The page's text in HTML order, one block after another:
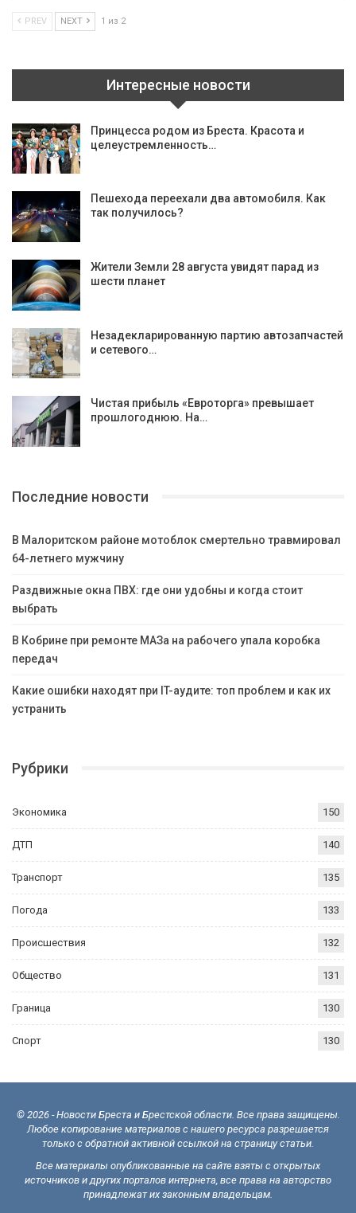
PREV NEXT 1 из 2
Интересные новости
Принцесса родом из Бреста. Красота и
целеустремленность…
Пешехода переехали два автомобиля. Как
так получилось?
Жители Земли 28 августа увидят парад из
шести планет
Незадекларированную партию автозапчастей
и сетевого…
Чистая прибыль «Евроторга» превышает
прошлогоднюю. На…
Последние новости
В Малоритском районе мотоблок смертельно травмировал
64-летнего мужчину
Раздвижные окна ПВХ: где они удобны и когда стоит
выбрать
В Кобрине при ремонте МАЗа на рабочего упала коробка
передач
Какие ошибки находят при IT-аудите: топ проблем и как их
устранить
Рубрики
Экономика 150
ДТП 140
Транспорт 135
Погода 133
Происшествия 132
Общество 131
Граница 130
Спорт 130
© 2026 - Новости Бреста и Брестской области. Все права защищены.
Любое копирование материалов с нашего ресурса разрешается
только с обратной активной ссылкой на страницу статьи.
Все материалы опубликованные на сайте взяты с открытых
источников и других порталов интернета, все права на авторство
принадлежат их законным владельцам.